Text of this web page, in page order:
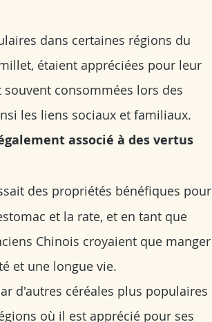
dans certaines régions du
étaient appréciées pour leur
consommées lors des
les liens sociaux et familiaux.
associé à des vertus
des propriétés bénéfiques pour
et la rate, et en tant que
Chinois croyaient que manger
et une longue vie.
d'autres céréales plus populaires
où il est apprécié pour ses